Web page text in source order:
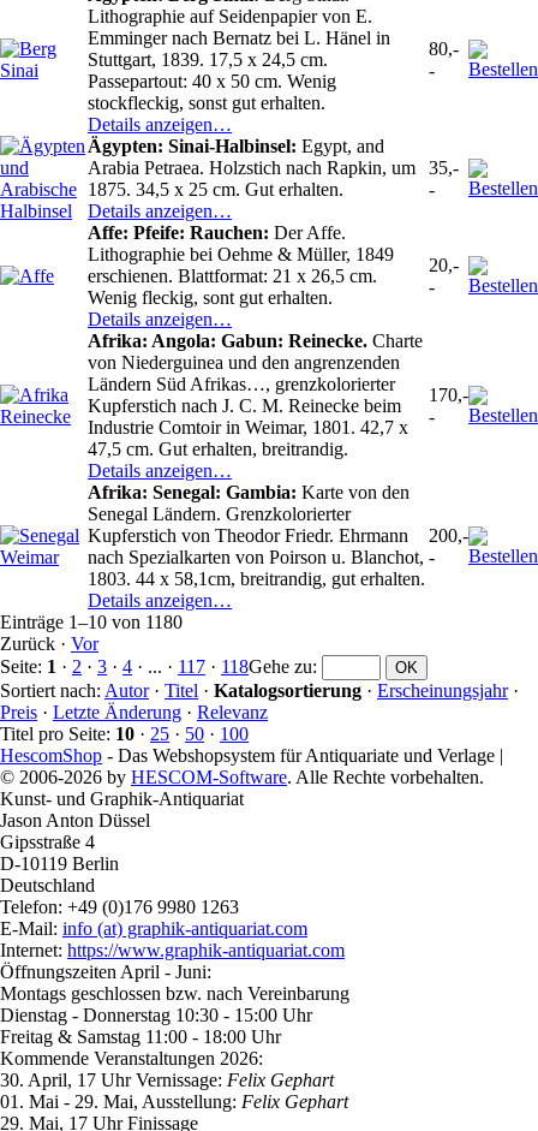
Lithographie auf Seidenpapier von E.
Emminger nach Bernatz bei L. Hänel in
Stuttgart, 1839. 17,5 x 24,5 cm.
Passepartout: 40 x 50 cm. Wenig
stockfleckig, sonst gut erhalten.
Details anzeigen…
80,-
-
Ägypten: Sinai-Halbinsel: Egypt, and
Arabia Petraea. Holzstich nach Rapkin, um
1875. 34,5 x 25 cm. Gut erhalten.
Details anzeigen…
35,-
-
Affe: Pfeife: Rauchen: Der Affe.
Lithographie bei Oehme & Müller, 1849
erschienen. Blattformat: 21 x 26,5 cm.
Wenig fleckig, sont gut erhalten.
Details anzeigen…
20,-
-
Afrika: Angola: Gabun: Reinecke. Charte
von Niederguinea und den angrenzenden
Ländern Süd Afrikas…, grenzkolorierter
Kupferstich nach J. C. M. Reinecke beim
Industrie Comtoir in Weimar, 1801. 42,7 x
47,5 cm. Gut erhalten, breitrandig.
Details anzeigen…
170,-
-
Afrika: Senegal: Gambia: Karte von den
Senegal Ländern. Grenzkolorierter
Kupferstich von Theodor Friedr. Ehrmann
nach Spezialkarten von Poirson u. Blanchot,
1803. 44 x 58,1cm, breitrandig, gut erhalten.
Details anzeigen…
200,-
-
Einträge 1–10 von 1180
Zurück · Vor
Seite: 1 · 2 · 3 · 4 · ... · 117 · 118Gehe zu:
Sortiert nach: Autor· Titel · Katalogsortierung · Erscheinungsjahr·
Preis · Letzte Änderung · Relevanz
Titel pro Seite: 10 · 25 · 50 · 100
HescomShop - Das Webshopsystem für Antiquariate und Verlage |
© 2006-2026 by HESCOM-Software. Alle Rechte vorbehalten.
Kunst- und Graphik-Antiquariat
Jason Anton Düssel
Gipsstraße 4
D-10119 Berlin
Deutschland
Telefon: +49 (0)176 9980 1263
E-Mail: info (at) graphik-antiquariat.com
Internet: https://www.graphik-antiquariat.com
Öffnungszeiten April - Juni:
Montags geschlossen bzw. nach Vereinbarung
Dienstag - Donnerstag 10:30 - 15:00 Uhr
Freitag & Samstag 11:00 - 18:00 Uhr
Kommende Veranstaltungen 2026:
30. April, 17 Uhr Vernissage: Felix Gephart
01. Mai - 29. Mai, Ausstellung: Felix Gephart
29. Mai, 17 Uhr Finissage